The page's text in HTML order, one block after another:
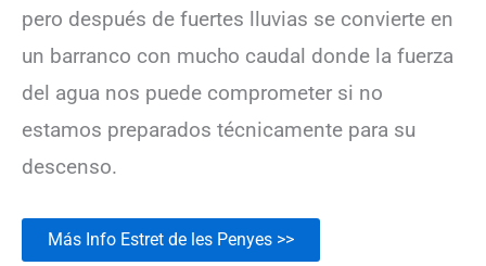
pero después de fuertes lluvias se convierte en
un barranco con mucho caudal donde la fuerza
del agua nos puede comprometer si no
estamos preparados técnicamente para su
descenso.
Más Info Estret de les Penyes >>